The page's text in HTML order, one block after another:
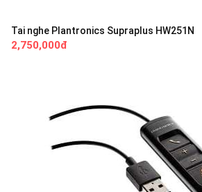
Tai nghe Plantronics Supraplus HW251N
2,750,000đ